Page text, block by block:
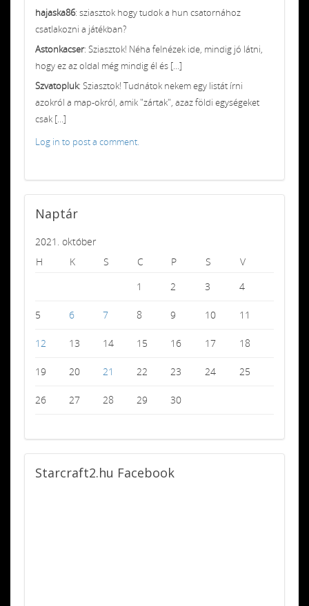
hajaska86: sziasztok hogy tudok a hun csatornához
csatlakozni a játékban?
Astonkacser: Sziasztok! Néha felnézek ide, mindig jó látni,
hogy ez az oldal még mindig él és [...]
Szvatopluk: Sziasztok! Tudnátok nekem egy listát írni
azokról a map-okról, amik "zártak", azaz földi egységeket
csak [...]
Log in to post a comment.
Naptár
2021. október
H
K S C P S
V
1
2 3 4
5 6 7 8 9 10 11
12 13 14 15 16 17 18
19 20 21 22 23 24 25
26 27 28 29 30
Starcraft2.hu Facebook